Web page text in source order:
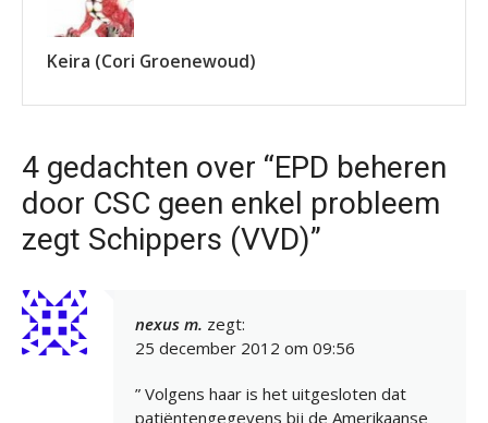
Keira (Cori Groenewoud)
4 gedachten over “EPD beheren
door CSC geen enkel probleem
zegt Schippers (VVD)”
nexus m. zegt:
25 december 2012 om 09:56
” Volgens haar is het uitgesloten dat
patiëntengegevens bij de Amerikaanse